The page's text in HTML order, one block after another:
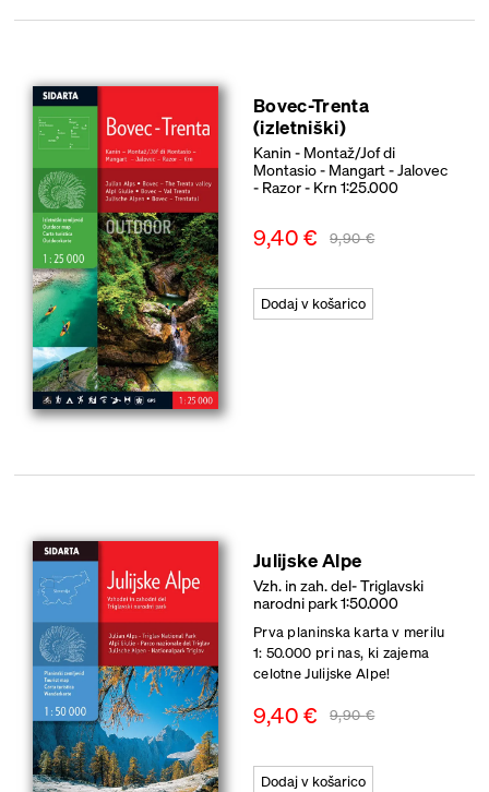
Bovec-Trenta
(izletniški)
Kanin - Montaž/Jof di
Montasio - Mangart - Jalovec
- Razor - Krn 1:25.000
9,90€
9,40€
Dodaj v košarico
Julijske Alpe
Vzh. in zah. del- Triglavski
narodni park 1:50.000
Prva planinska karta v merilu
1: 50.000 pri nas, ki zajema
celotne Julijske Alpe!
9,90€
9,40€
Dodaj v košarico